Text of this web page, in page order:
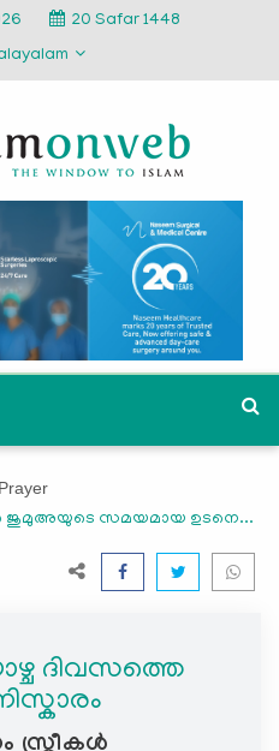
20 Safar 1448
Prayer
ജുമുഅയുടെ സമയമായ ഉടനെ...
ദിവസത്തെ